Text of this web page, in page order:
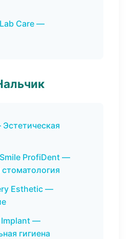
Care —
ProfiDent —
Esthetic —
Implant —
гигиена